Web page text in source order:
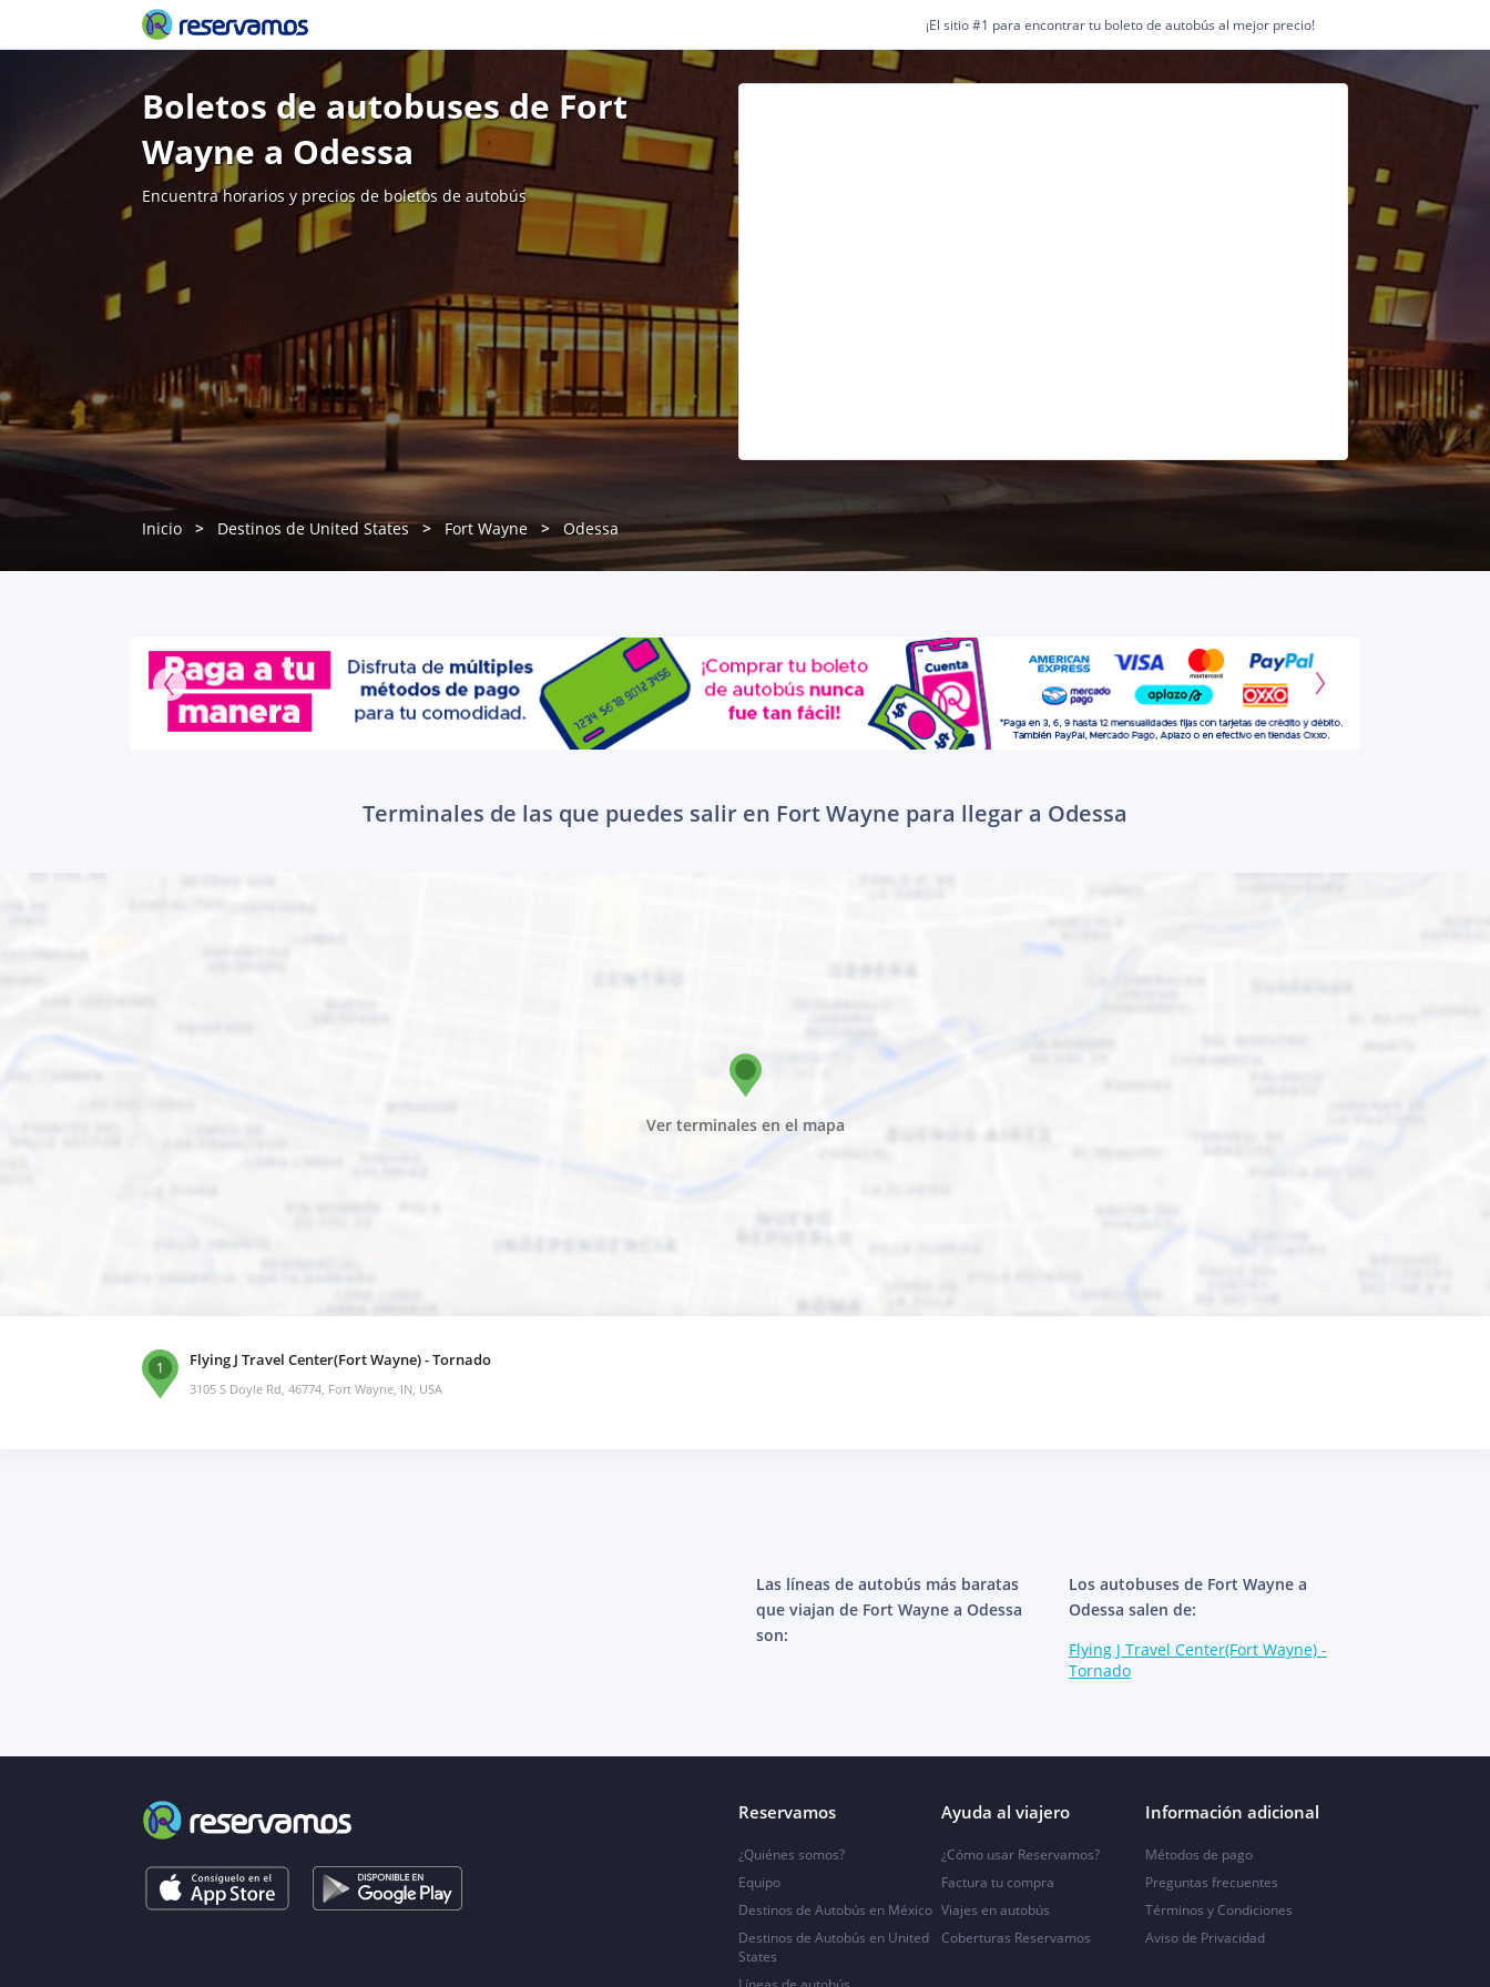
¡El sitio #1 para encontrar tu boleto de autobús al mejor precio!
Boletos de autobuses de Fort
Wayne a Odessa
Encuentra horarios y precios de boletos de autobús
Inicio Destinos de United States Fort Wayne Odessa
Terminales de las que puedes salir en Fort Wayne para llegar a Odessa
Ver terminales en el mapa
1 Flying J Travel Center(Fort Wayne) - Tornado
3105 S Doyle Rd, 46774, Fort Wayne, IN, USA
Las líneas de autobús más baratas
que viajan de Fort Wayne a Odessa
son:
Los autobuses de Fort Wayne a
Odessa salen de:
Flying J Travel Center(Fort Wayne) -
Tornado
Reservamos
¿Quiénes somos?
Equipo
Destinos de Autobús en México
Destinos de Autobús en United
States
Ayuda al viajero
¿Cómo usar Reservamos?
Factura tu compra
Viajes en autobús
Coberturas Reservamos
Información adicional
Métodos de pago
Preguntas frecuentes
Términos y Condiciones
Aviso de Privacidad